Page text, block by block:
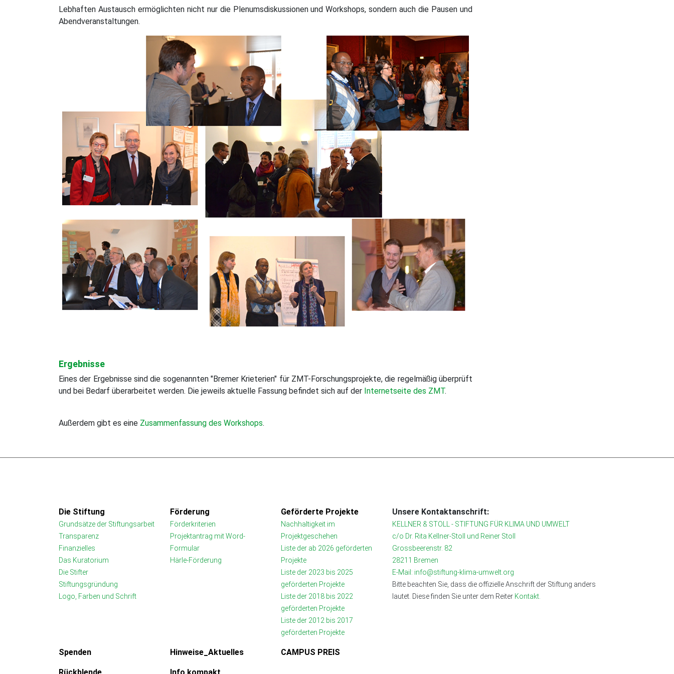
Lebhaften Austausch ermöglichten nicht nur die Plenumsdiskussionen und Workshops, sondern auch die Pausen und
Abendveranstaltungen.
Ergebnisse
Eines der Ergebnisse sind die sogenannten "Bremer Krieterien" für ZMT-Forschungsprojekte, die regelmäßig überprüft
und bei Bedarf überarbeitet werden. Die jeweils aktuelle Fassung befindet sich auf der Internetseite des ZMT.
Außerdem gibt es eine Zusammenfassung des Workshops.
Die Stiftung
Grundsätze der Stiftungsarbeit
Transparenz
Finanzielles
Das Kuratorium
Die Stifter
Stiftungsgründung
Logo, Farben und Schrift
Förderung
Förderkriterien
Projektantrag mit Word-
Formular
Härle-Förderung
Geförderte Projekte
Nachhaltigkeit im
Projektgeschehen
Liste der ab 2026 geförderten
Projekte
Liste der 2023 bis 2025
geförderten Projekte
Liste der 2018 bis 2022
geförderten Projekte
Liste der 2012 bis 2017
geförderten Projekte
Spenden Hinweise_Aktuelles CAMPUS PREIS
Unsere Kontaktanschrift:
KELLNER & STOLL - STIFTUNG FÜR KLIMA UND UMWELT
c/o Dr. Rita Kellner-Stoll und Reiner Stoll
Grossbeerenstr. 82
28211 Bremen
E-Mail: info@stiftung-klima-umwelt.org
Bitte beachten Sie, dass die offizielle Anschrift der Stiftung anders
lautet. Diese finden Sie unter dem Reiter Kontakt.